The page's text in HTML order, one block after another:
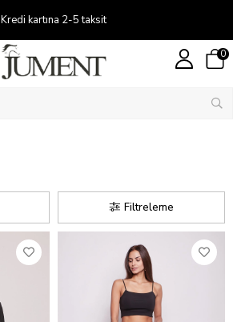
Kredi kartına 2-5 taksit
0
Filtreleme